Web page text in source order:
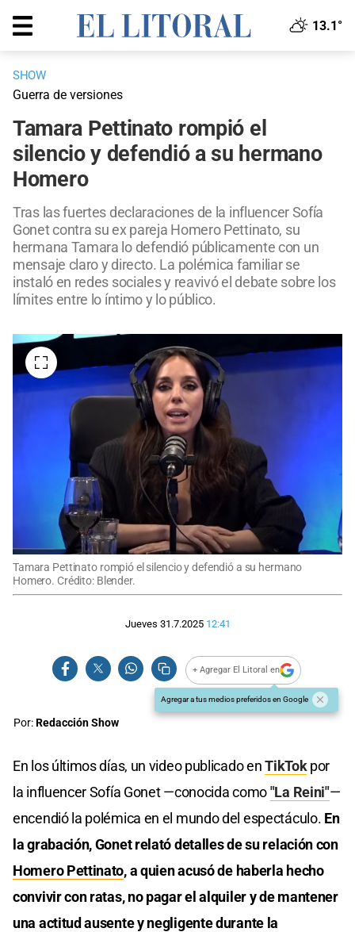
13.1°
SHOW
Guerra de versiones
Tamara Pettinato rompió el
silencio y defendió a su hermano
Homero
Tras las fuertes declaraciones de la influencer Sofía
Gonet contra su ex pareja Homero Pettinato, su
hermana Tamara lo defendió públicamente con un
mensaje claro y directo. La polémica familiar se
instaló en redes sociales y reavivó el debate sobre los
límites entre lo íntimo y lo público.
Tamara Pettinato rompió el silencio y defendió a su hermano
Homero. Crédito: Blender.
Jueves 31.7.2025 12:41
+ Agregar El Litoral en
Agregar a tus medios preferidos en Google
Por:Redacción Show
En los últimos días, un video publicado enTikTokpor
la influencer Sofía Gonet —conocida como"La Reini"—
encendió la polémica en el mundo del espectáculo. En
la grabación, Gonet relató detalles de su relación con
Homero Pettinato, a quien acusó de haberla hecho
convivir con ratas, no pagar el alquiler y de mantener
una actitud ausente y negligente durante la